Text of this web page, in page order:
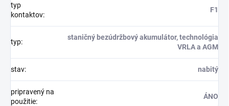
typ
kontaktov:
F1
typ:
staničný bezúdržbový akumulátor, technológia
VRLA a AGM
stav: nabitý
pripravený na
použitie:
ÁNO